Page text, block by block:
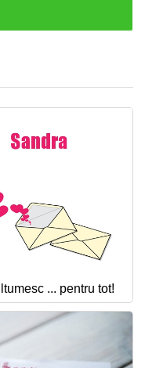
... pentru tot!